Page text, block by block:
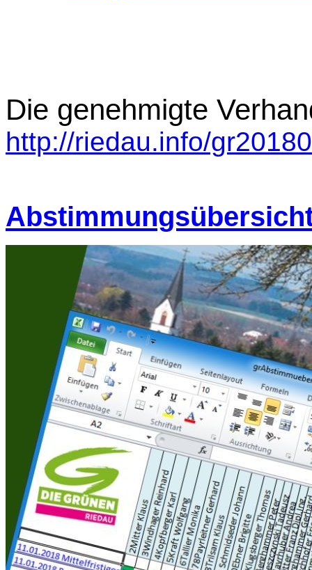
Die genehmigte
http://riedau.info/